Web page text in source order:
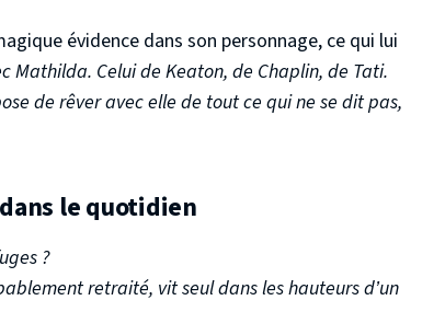
évidence dans son personnage, ce qui lui
Mathilda. Celui de Keaton, de Chaplin, de Tati.
de rêver avec elle de tout ce qui ne se dit pas,
le quotidien
?
retraité, vit seul dans les hauteurs d’un